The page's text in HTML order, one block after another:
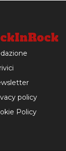
policy
Policy